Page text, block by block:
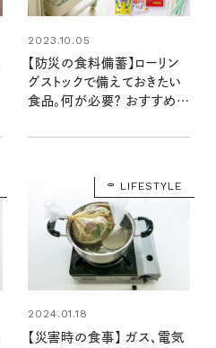
2023.10.05
【防災の食料備蓄】ローリン
グストックで備えておきたい
食品。何が必要？ おすすめの
LIFESTYLE
2024.01.18
【災害時の食事】 ガス、電気